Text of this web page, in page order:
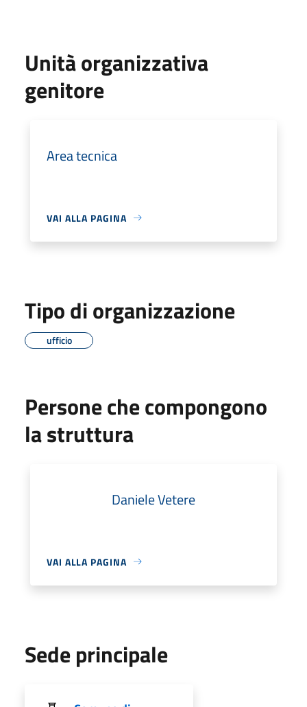
Unità organizzativa
genitore
Area tecnica
VAI ALLA PAGINA
Tipo di organizzazione
ufficio
Persone che compongono
la struttura
Daniele Vetere
VAI ALLA PAGINA
Sede principale